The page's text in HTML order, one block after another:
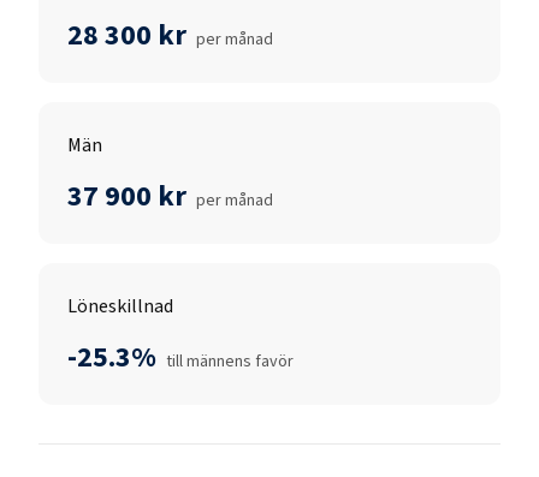
28 300 kr per månad
Män
37 900 kr per månad
Löneskillnad
-25.3% till männens favör